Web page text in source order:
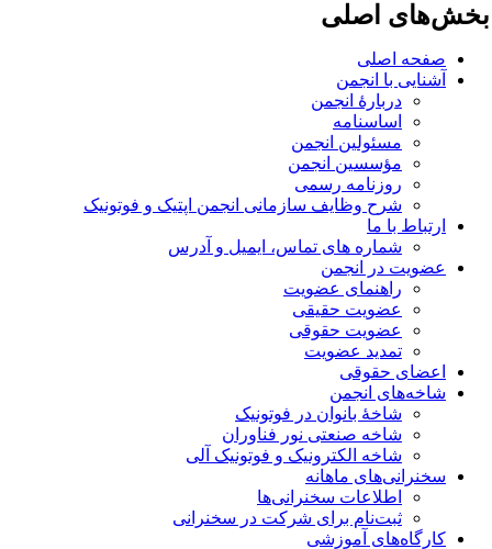
اصلی
صفحه اصلی
آشنایی با انجمن
دربارۀ انجمن
اساسنامه
مسئولین انجمن
مؤسسین انجمن
روزنامه رسمی
شرح وظایف سازمانی انجمن اپتیک و فوتونیک
ارتباط با ما
شماره های تماس، ایمیل و آدرس
عضویت در انجمن
راهنمای عضویت
عضویت حقیقی
عضویت حقوقی
تمدید عضویت
اعضای حقوقی
شاخه‌های انجمن
شاخۀ بانوان در فوتونیک
شاخه صنعتی نور فناوران
شاخه‌ الکترونیک و فوتونیک آلی
سخنرانی‌های ماهانه
اطلاعات سخنرانی‌‌ها
ثبت‌نام برای شرکت در سخنرانی
کارگاه‌های آموزشی